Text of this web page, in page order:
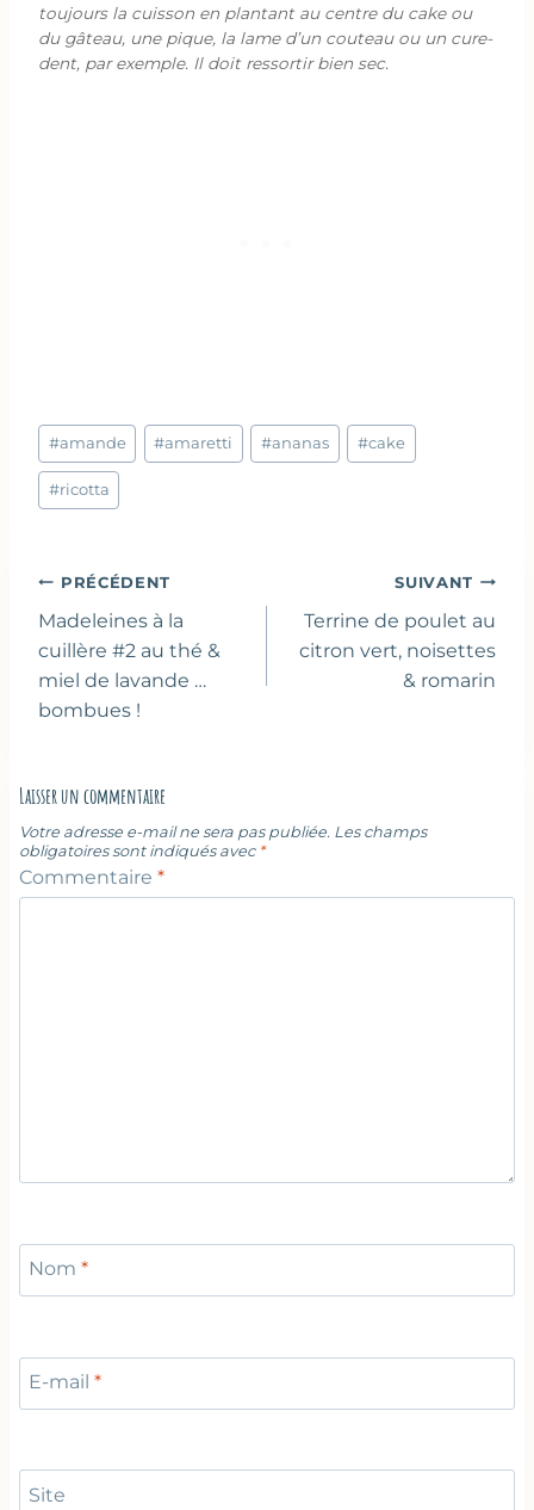
toujours la cuisson en plantant au centre du cake ou
du gâteau, une pique, la lame d’un couteau ou un cure-
dent, par exemple. Il doit ressortir bien sec.
Étiquettes
de
la
#amande #amaretti #ananas #cake
#ricotta
Navigation
de
l’article
PRÉCÉDENT
Madeleines à la
cuillère #2 au thé &
miel de lavande …
bombues !
SUIVANT
Terrine de poulet au
citron vert, noisettes
& romarin
Laisser un commentaire
Votre adresse e-mail ne sera pas publiée. Les champs
obligatoires sont indiqués avec *
Commentaire *
Nom *
E-mail *
Site